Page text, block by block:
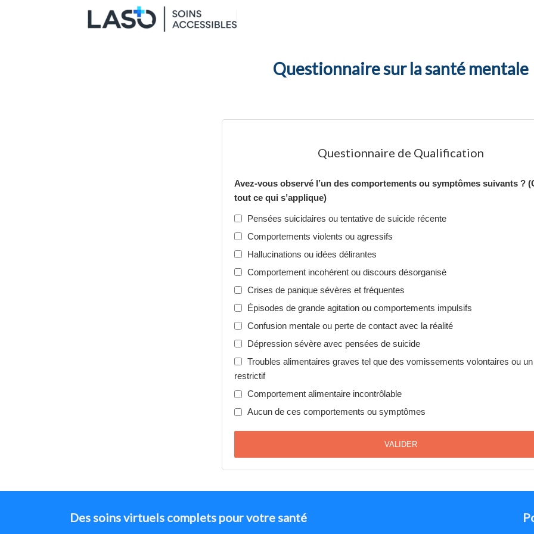
Questionnaire sur la santé mentale
Questionnaire de Qualification
Avez-vous observé l’un des comportements ou symptômes suivants ?
tout ce qui s’applique)
Pensées suicidaires ou tentative de suicide récente
Comportements violents ou agressifs
Hallucinations ou idées délirantes
Comportement incohérent ou discours désorganisé
Crises de panique sévères et fréquentes
Épisodes de grande agitation ou comportements impulsifs
Confusion mentale ou perte de contact avec la réalité
Dépression sévère avec pensées de suicide
Troubles alimentaires graves tel que des vomissements volontaires ou
restrictif
Comportement alimentaire incontrôlable
Aucun de ces comportements ou symptômes
VALIDER
Des soins virtuels complets pour votre santé